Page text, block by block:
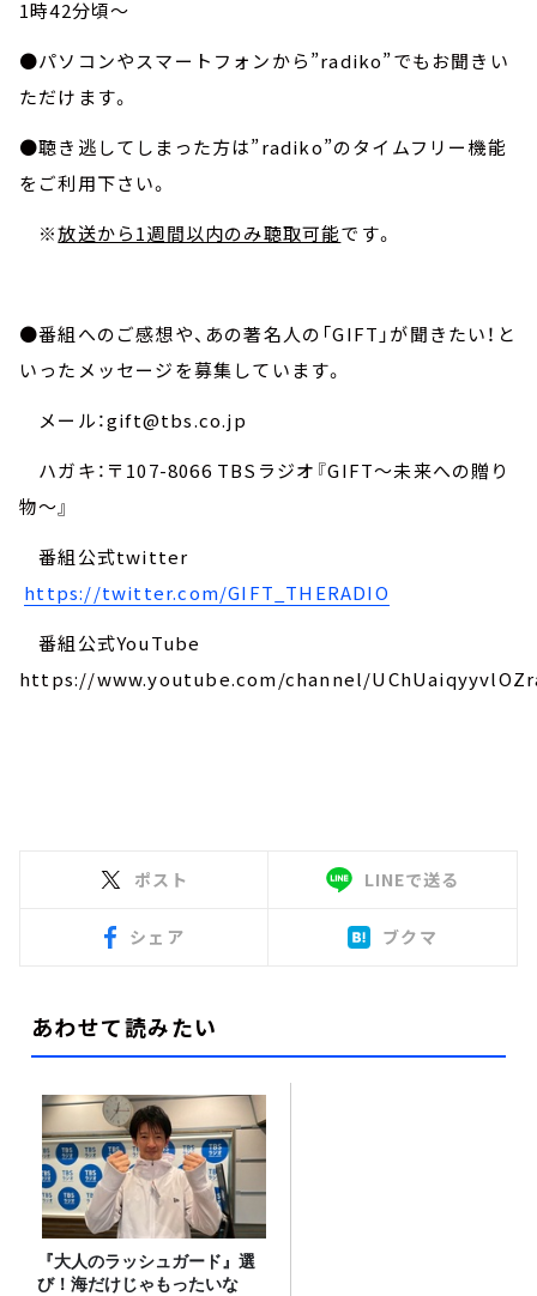
1時42分頃～
●パソコンやスマートフォンから”radiko”でもお聞きい
ただけます。
●聴き逃してしまった方は”radiko”のタイムフリー機能
をご利用下さい。
※放送から1週間以内のみ聴取可能です。
●番組へのご感想や、あの著名人の「GIFT」が聞きたい！と
いったメッセージを募集しています。
メール：gift@tbs.co.jp
ハガキ：〒107-8066 TBSラジオ『GIFT～未来への贈り
物～』
番組公式twitter
https://twitter.com/GIFT_THERADIO
番組公式YouTube
https://www.youtube.com/channel/
ポスト LINEで送る
シェア ブクマ
あわせて読みたい
『大人のラッシュガード』選
び！海だけじゃもったいな